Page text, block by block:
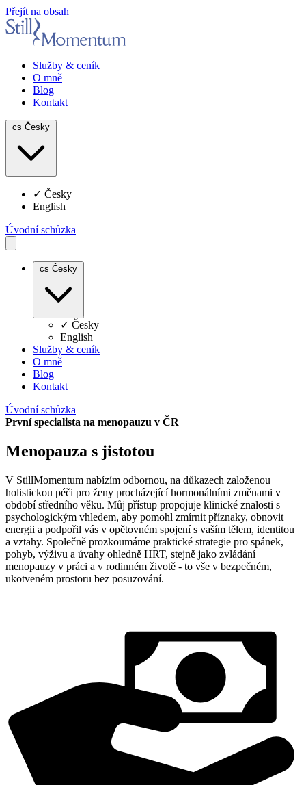
Přejít na obsah
Služby & ceník
O mně
Blog
Kontakt
cs Česky
✓ Česky
English
Úvodní schůzka
cs Česky
✓ Česky
English
Služby & ceník
O mně
Blog
Kontakt
Úvodní schůzka
První specialista na menopauzu v ČR
Menopauza s jistotou
V StillMomentum nabízím odbornou, na důkazech založenou
holistickou péči pro ženy procházející hormonálními změnami v
období středního věku. Můj přístup propojuje klinické znalosti s
psychologickým vhledem, aby pomohl zmírnit příznaky, obnovit
energii a podpořil vás v opětovném spojení s vaším tělem, identitou
a vztahy. Společně prozkoumáme praktické strategie pro spánek,
pohyb, výživu a úvahy ohledně HRT, stejně jako zvládání
menopauzy v práci a v rodinném životě - to vše v bezpečném,
ukotveném prostoru bez posuzování.